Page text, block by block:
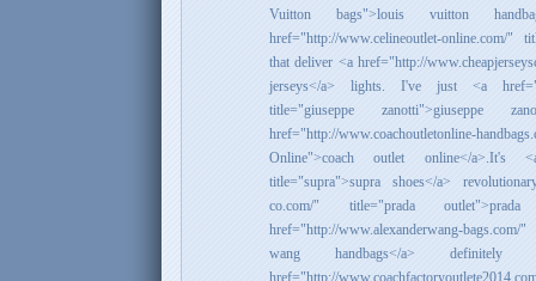
Vuitton bags">louis vuitton
href="http://www.celineoutlet-online.com/"
that deliver <a href="http://
jerseys</a> lights. I've just <a
title="giuseppe zanotti">giuseppe
href="http://www.coachoutletonline-
Online">coach outlet online</a>.It's <a
title="supra">supra shoes</a>
co.com/" title="prada
href="http://www.alexanderwang-
wang handbags</a>
href="http://